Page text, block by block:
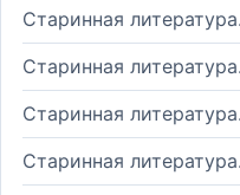
Старинная
Старинная
Старинная
Старинная